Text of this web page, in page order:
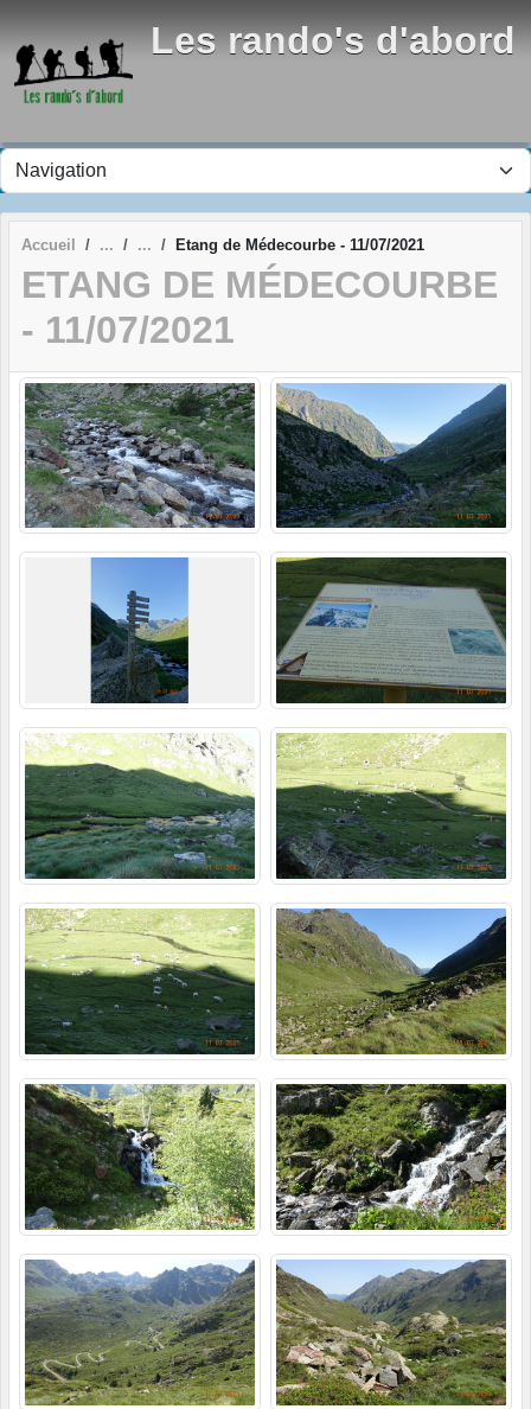
Les rando's d'abord
Accueil Etang de Médecourbe - 11/07/2021
ETANG DE MÉDECOURBE
- 11/07/2021